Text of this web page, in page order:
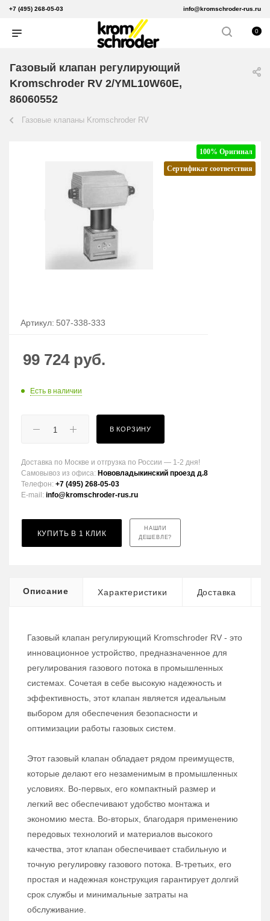
+7 (495) 268-05-03 info@kromschroder-rus.ru
0
Газовый клапан регулирующий
Kromschroder RV 2/YML10W60E,
86060552
Газовые клапаны Kromschroder RV
100% Оригинал
Сертификат соответствия
Артикул: 507-338-333
99 724руб.
Есть в наличии
В КОРЗИНУ
Доставка по Москве и отгрузка по России — 1-2 дня!
Самовывоз из офиса: Нововладыкинский проезд д.8
Телефон: +7 (495) 268-05-03
E-mail: info@kromschroder-rus.ru
КУПИТЬ В 1 КЛИК
НАШЛИ
ДЕШЕВЛЕ?
Описание Характеристики Доставка
Газовый клапан регулирующий Kromschroder RV - это
инновационное устройство, предназначенное для
регулирования газового потока в промышленных
системах. Сочетая в себе высокую надежность и
эффективность, этот клапан является идеальным
выбором для обеспечения безопасности и
оптимизации работы газовых систем.
Этот газовый клапан обладает рядом преимуществ,
которые делают его незаменимым в промышленных
условиях. Во-первых, его компактный размер и
легкий вес обеспечивают удобство монтажа и
экономию места. Во-вторых, благодаря применению
передовых технологий и материалов высокого
качества, этот клапан обеспечивает стабильную и
точную регулировку газового потока. В-третьих, его
простая и надежная конструкция гарантирует долгий
срок службы и минимальные затраты на
обслуживание.